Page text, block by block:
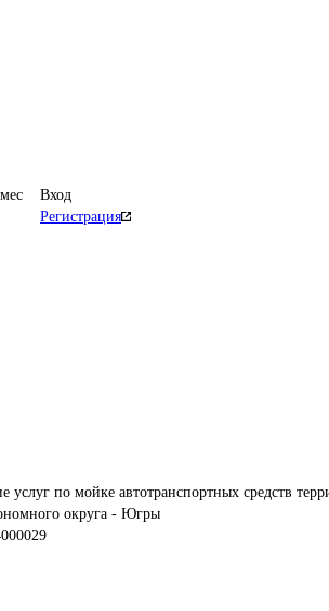
Вход
Регистрация
услуг по мойке автотранспортных средств